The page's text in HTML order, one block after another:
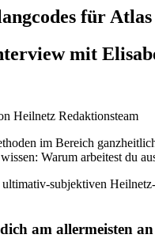
für
mit
Heilnetz Redaktionsteam
im Bereich
Warum arbeitest du
subjektiven
am allermeisten an